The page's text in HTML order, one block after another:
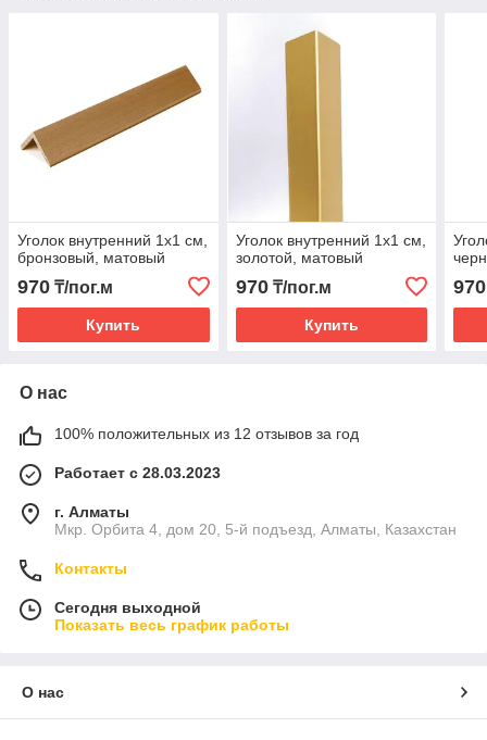
Уголок внутренний 1х1 см,
бронзовый, матовый
970 ₸/пог.м
Купить
Уголок внутренний 1х1 см,
золотой, матовый
970₸/пог.м
Купить
970
О нас
100% положительных из 12 отзывов за год
Работает с 28.03.2023
г. Алматы
Мкр. Орбита 4, дом 20, 5-й подъезд, Алматы, Казахстан
Контакты
Сегодня выходной
Показать весь график работы
О нас